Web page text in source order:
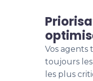
Vos agents
toujours
les plus